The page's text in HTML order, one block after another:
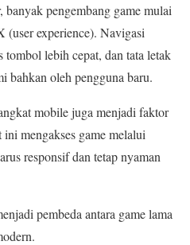
pengembang game mulai
(user experience). Navigasi
tombol lebih cepat, dan tata letak
bahkan oleh pengguna baru.
mobile juga menjadi faktor
mengakses game melalui
responsif dan tetap nyaman
pembeda antara game lama